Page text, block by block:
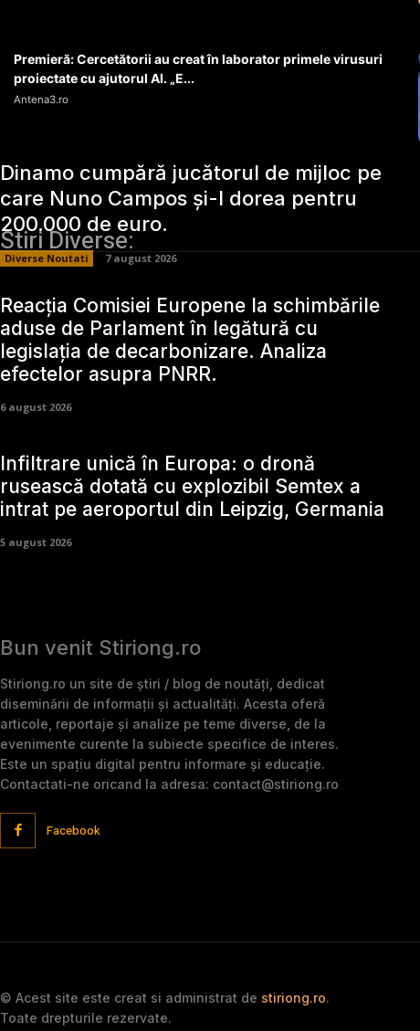
Premieră: Cercetătorii au creat în laborator primele virusuri
proiectate cu ajutorul AI. „E...
Antena3.ro
Stiri Diverse:
Dinamo cumpără jucătorul de mijloc pe
care Nuno Campos și-l dorea pentru
200.000 de euro.
Diverse Noutati 7 august 2026
Reacția Comisiei Europene la schimbările
aduse de Parlament în legătură cu
legislația de decarbonizare. Analiza
efectelor asupra PNRR.
6 august 2026
Infiltrare unică în Europa: o dronă
rusească dotată cu explozibil Semtex a
intrat pe aeroportul din Leipzig, Germania
5 august 2026
Bun venit Stiriong.ro
Stiriong.ro un site de știri / blog de noutăți, dedicat
diseminării de informații și actualități. Acesta oferă
articole, reportaje și analize pe teme diverse, de la
evenimente curente la subiecte specifice de interes.
Este un spațiu digital pentru informare și educație.
Contactati-ne oricand la adresa: contact@stiriong.ro
Facebook
© Acest site este creat si administrat de stiriong.ro.
Toate drepturile rezervate.